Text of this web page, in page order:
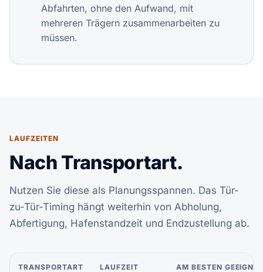
Abfahrten, ohne den Aufwand, mit
mehreren Trägern zusammenarbeiten zu
müssen.
LAUFZEITEN
Nach Transportart.
Nutzen Sie diese als Planungsspannen. Das Tür-
zu-Tür-Timing hängt weiterhin von Abholung,
Abfertigung, Hafenstandzeit und Endzustellung ab.
TRANSPORTART LAUFZEIT AM BESTEN